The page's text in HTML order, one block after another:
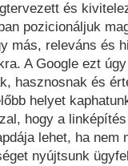
és
pozicionáljuk
más, releváns és
A Google ezt
hasznosnak és
helyet
hogy a
lehet, ha nem
nyújtsunk